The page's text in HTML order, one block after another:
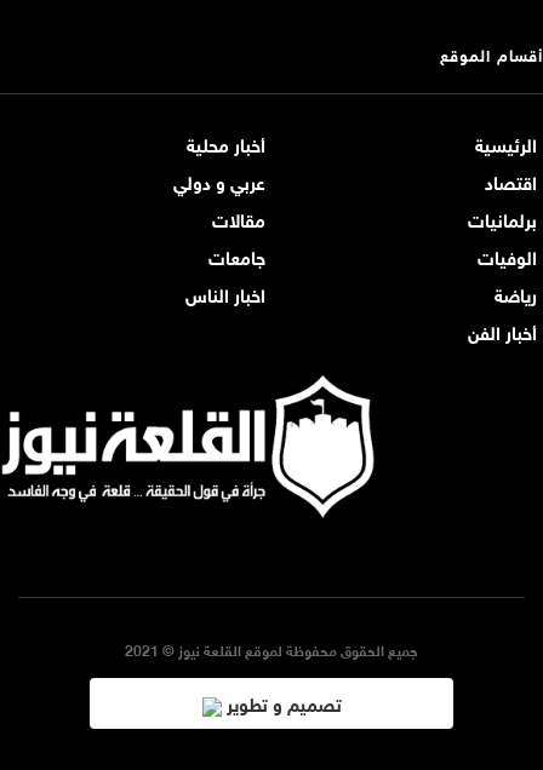
أقسام الموقع
الرئيسية
أخبار محلية
اقتصاد
عربي و دولي
برلمانيات
مقالات
الوفيات
جامعات
رياضة
اخبار الناس
أخبار الفن
جميع الحقوق محفوظة لموقع القلعة نيوز © 2021
تصميم و تطوير